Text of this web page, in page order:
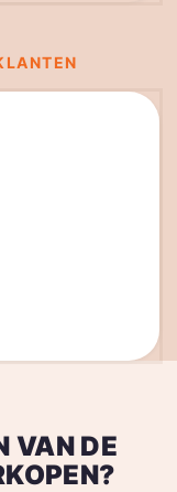
VAN DE